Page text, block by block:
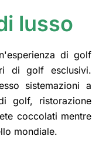
lusso
di golf
di golf esclusivi.
sistemazioni a
golf, ristorazione
coccolati mentre
mondiale.